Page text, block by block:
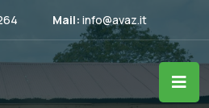
Mail: info@avaz.it